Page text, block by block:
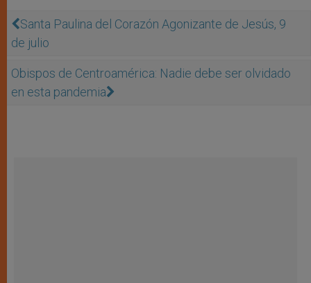
Santa Paulina del Corazón Agonizante de Jesús, 9
de julio
Obispos de Centroamérica: Nadie debe ser olvidado
en esta pandemia